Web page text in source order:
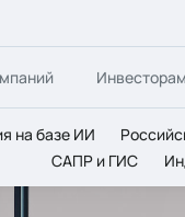
Инвесторам
на базе ИИ
САПР и ГИС